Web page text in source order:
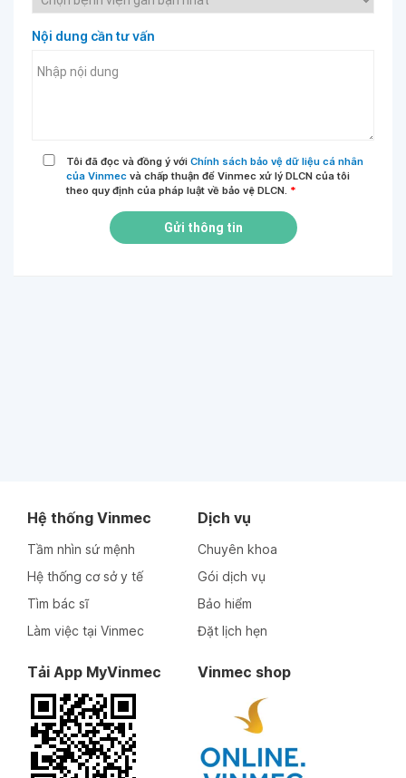
Nội dung cần tư vấn
Tôi đã đọc và đồng ý với Chính sách bảo vệ dữ liệu cá nhân
của Vinmec và chấp thuận để Vinmec xử lý DLCN của tôi
theo quy định của pháp luật về bảo vệ DLCN. *
Gửi thông tin
Hệ thống Vinmec
Tầm nhìn sứ mệnh
Hệ thống cơ sở y tế
Tìm bác sĩ
Làm việc tại Vinmec
Dịch vụ
Chuyên khoa
Gói dịch vụ
Bảo hiểm
Đặt lịch hẹn
Tải App MyVinmec Vinmec shop